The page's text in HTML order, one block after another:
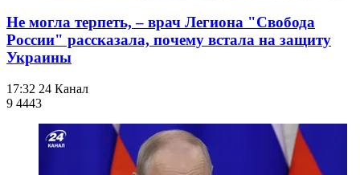
Не могла терпеть, – врач Легиона "Свобода
России" рассказала, почему встала на защиту
Украины
17:32 24 Канал
9 4443